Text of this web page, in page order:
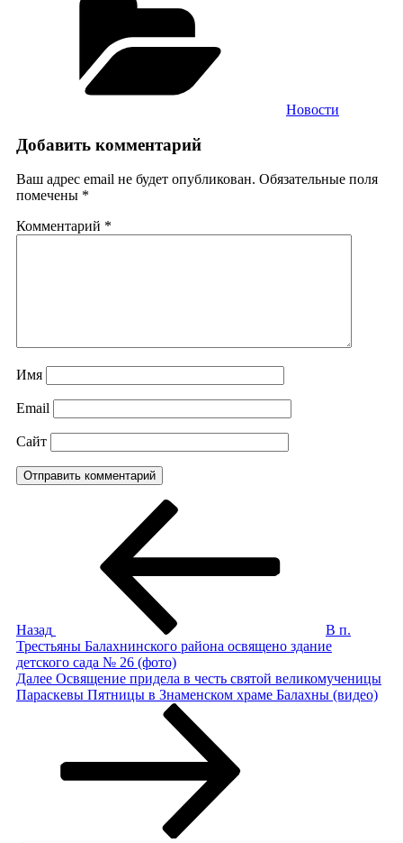
Новости
Добавить комментарий
Ваш адрес email не будет опубликован. Обязательные поля
помечены *
Комментарий *
Имя
Email
Сайт
Назад
В п.
Трестьяны Балахнинского района освящено здание
детского сада № 26 (фото)
Следующая
запись
Далее Освящение придела в честь святой великомученицы
Параскевы Пятницы в Знаменском храме Балахны (видео)